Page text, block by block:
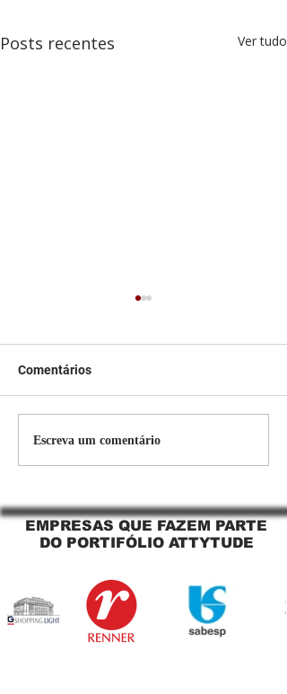
Posts recentes Ver tudo
Persiana Rolo Tela Solar:
O Segredo para uma
Comentários
Escreva um comentário
EMPRESAS QUE FAZEM PARTE
DO PORTIFÓLIO ATTYTUDE